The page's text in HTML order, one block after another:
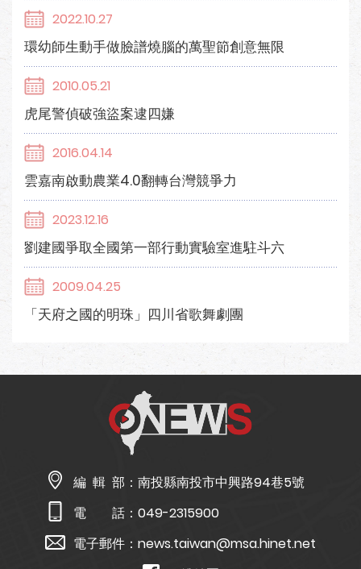
2022.10.27
環幼師生動手做臉譜燒腦的萬聖節創意無限
2010.05.21
虎尾警偵破強盜案逮四嫌
2016.04.14
雲嘉南啟動農業4.0翻轉台灣競爭力
2023.12.16
劉建國爭取全國第一部行動實驗室進駐斗六
2009.04.25
「天府之國的明珠」四川省歌舞劇團
編 輯 部： 南投縣南投市中興路94巷5號
電 話： 049-2315900
電子郵件： news.taiwan@msa.hinet.net